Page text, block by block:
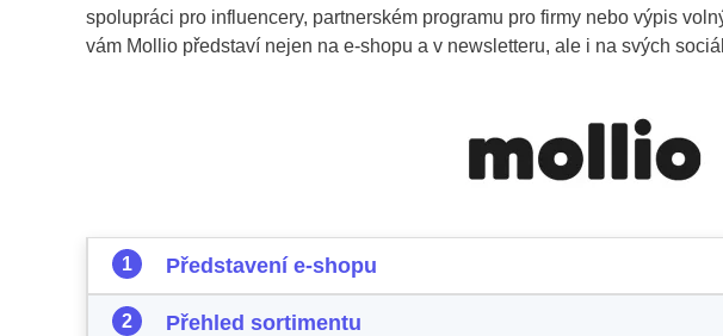
spolupráci pro influencery, partnerském programu pro firmy nebo výpis
vám Mollio představí nejen na e-shopu a v newsletteru, ale i na svých
Představení e-shopu
Přehled sortimentu